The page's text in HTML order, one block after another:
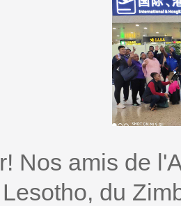
Nos amis de
Lesotho, du